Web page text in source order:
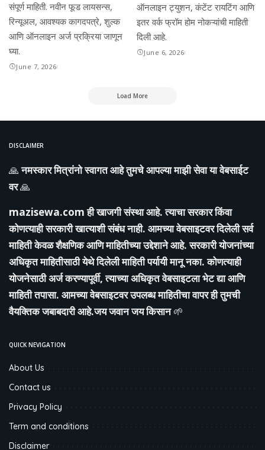
संपूर्ण माहिती. नवीन फूड लायसन्स,
रिन्यूअल, आवश्यक कागदपत्रे, शुल्क
आणि ऑनलाइन अर्ज प्रक्रिया जाणून
घ्या.
June 7, 2026
ऑनलाइन ट्युशन, कंटेंट रायटिंग आणि
इतर वर्क फ्रॉम होम नोकऱ्यांची माहिती
दिली आहे.
June 6, 2026
Load More
DISCLAIMER
🙏नमस्कार मित्रांनो स्वागत आहे तुमचे आपल्या माझी सेवा या वेबसाईट
वर🙏
mazisewa.comही खाजगी संस्था आहे. त्याचा सरकार किंवा
कोणत्याही सरकारी खात्याशी संबंध नाही. आमच्या वेबसाइटवर दिलेली सर्व
माहिती केवळ शैक्षणिक आणि माहितीच्या उद्देशाने आहे. सरकारी योजनांच्या
अधिकृत माहितीसाठी येथे दिलेली माहिती पर्यायी मानू नका. कोणत्याही
योजनेसाठी अर्ज करण्यापूर्वी, त्याच्या अधिकृत वेबसाइटला भेट द्या आणि
माहिती तपासा. आमच्या वेबसाइटवर उपलब्ध माहितीचा वापर ही तुमची
वैयक्तिक जबाबदारी आहे.जय जवान जय किसान🌱
QUICK NEVIGATION
About Us
Contact us
Privacy Policy
Term and conditions
Disclaimer